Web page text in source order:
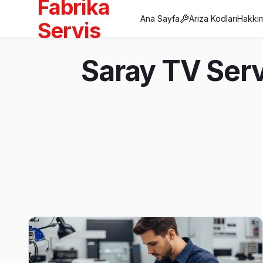
Ayvacık bölgesi TV Servis →
Büyükyoncalı TV Servis
Fabrika
Servis
Ana Sayfa Arıza Kodları
Saray TV